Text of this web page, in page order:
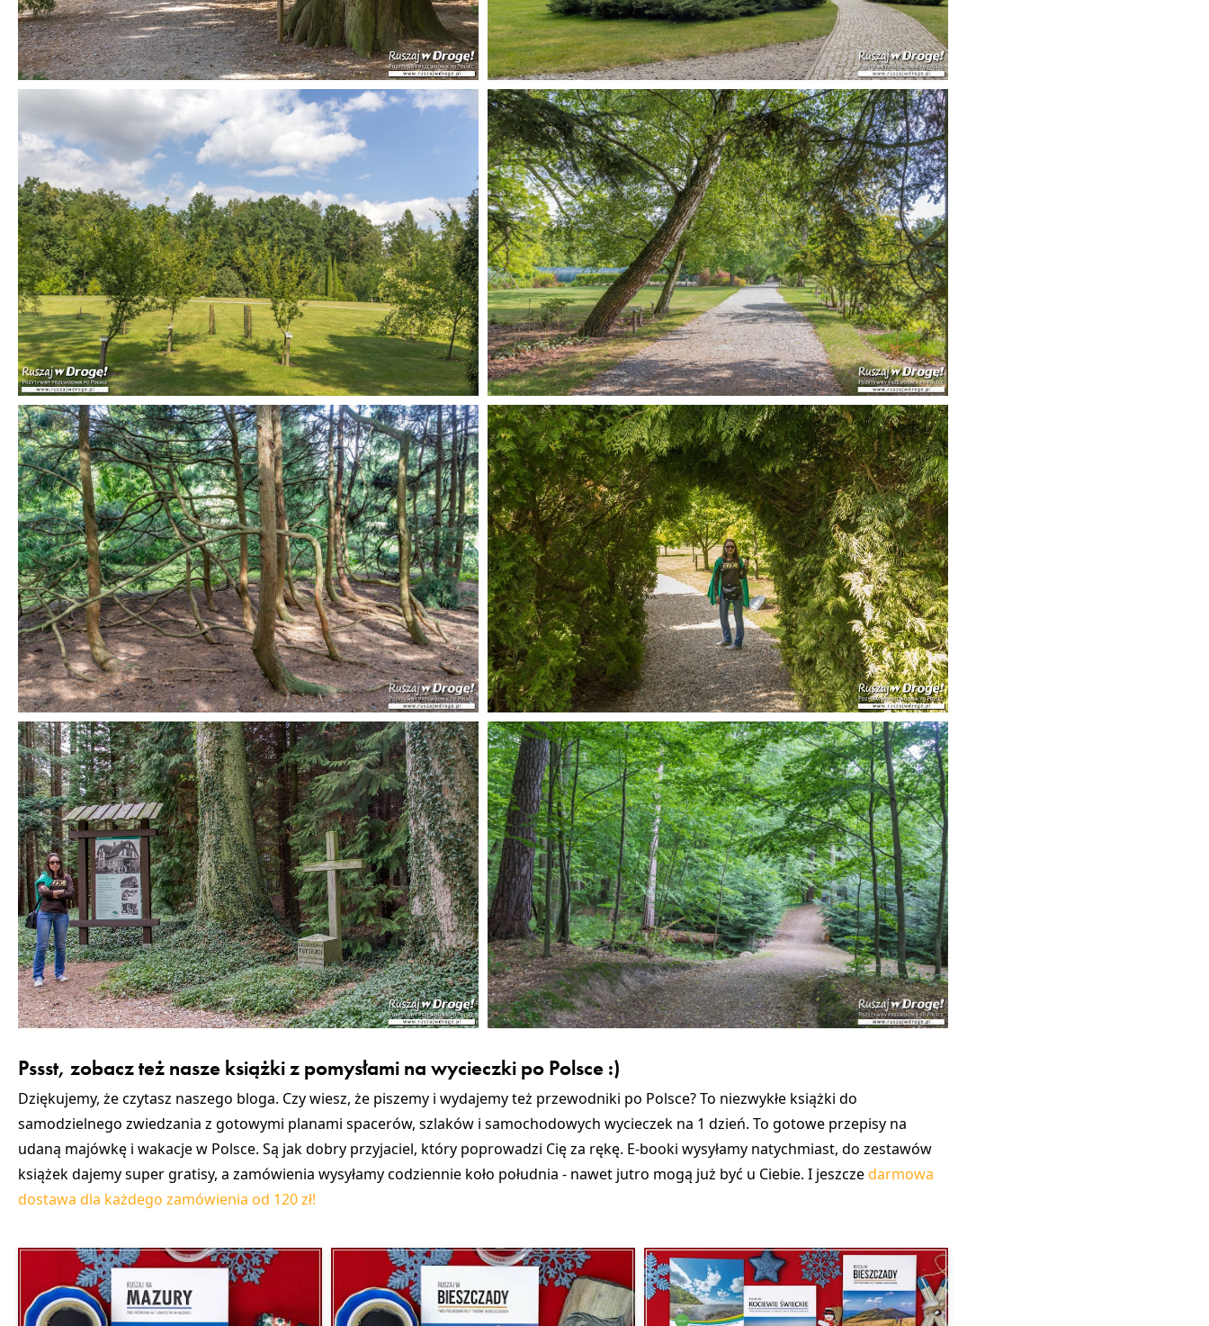
Pssst, zobacz też nasze książki z pomysłami na wycieczki po Polsce :)
Dziękujemy, że czytasz naszego bloga. Czy wiesz, że piszemy i wydajemy też przewodniki po Polsce? To niezwykłe książki do
samodzielnego zwiedzania z gotowymi planami spacerów, szlaków i samochodowych wycieczek na 1 dzień. To gotowe przepisy na
udaną majówkę i wakacje w Polsce. Są jak dobry przyjaciel, który poprowadzi Cię za rękę. E-booki wysyłamy natychmiast, do zestawów
książek dajemy super gratisy, a zamówienia wysyłamy codziennie koło południa - nawet jutro mogą już być u Ciebie. I jeszczedarmowa
dostawa dla każdego zamówienia od 120 zł!